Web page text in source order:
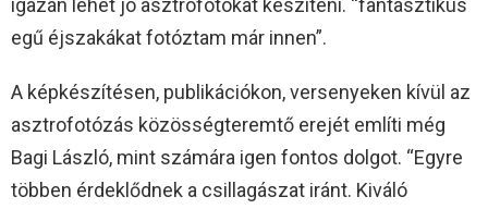
igazán lehet jó asztrofotókat készíteni. “fantasztikus
egű éjszakákat fotóztam már innen”.
A képkészítésen, publikációkon, versenyeken kívül az
asztrofotózás közösségteremtő erejét említi még
Bagi László, mint számára igen fontos dolgot. “Egyre
többen érdeklődnek a csillagászat iránt. Kiváló